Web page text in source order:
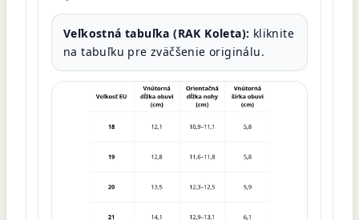
Veľkostná tabuľka (RAK Koleta): kliknite
na tabuľku pre zväčšenie originálu.